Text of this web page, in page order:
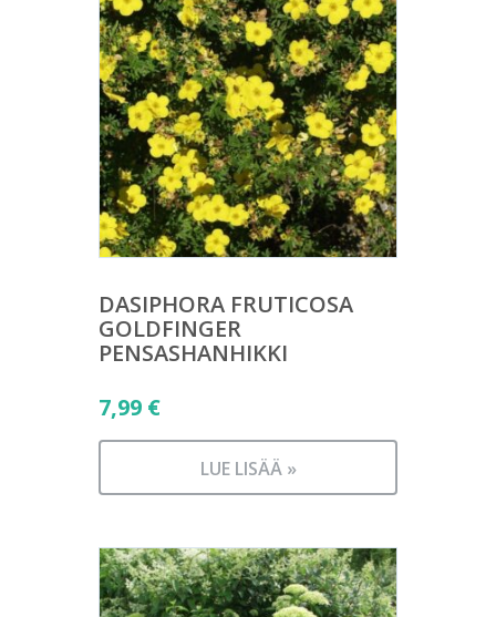
DASIPHORA FRUTICOSA
GOLDFINGER
PENSASHANHIKKI
7,99 €
LUE LISÄÄ »